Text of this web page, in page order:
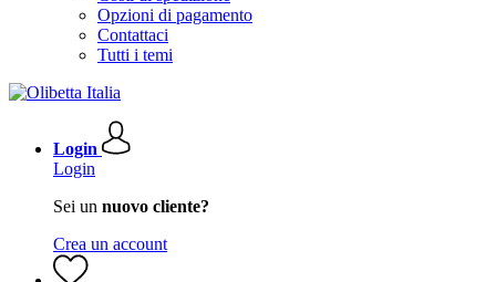
Opzioni di pagamento
Contattaci
Tutti i temi
Login
Login
Sei un nuovo cliente?
Crea un account